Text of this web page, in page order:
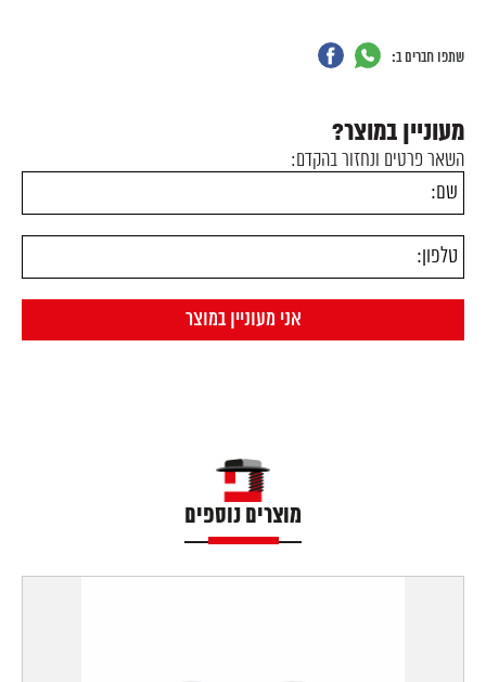
שתפו חברים ב:
מעוניין במוצר?
השאר פרטים ונחזור בהקדם:
מוצרים נוספים